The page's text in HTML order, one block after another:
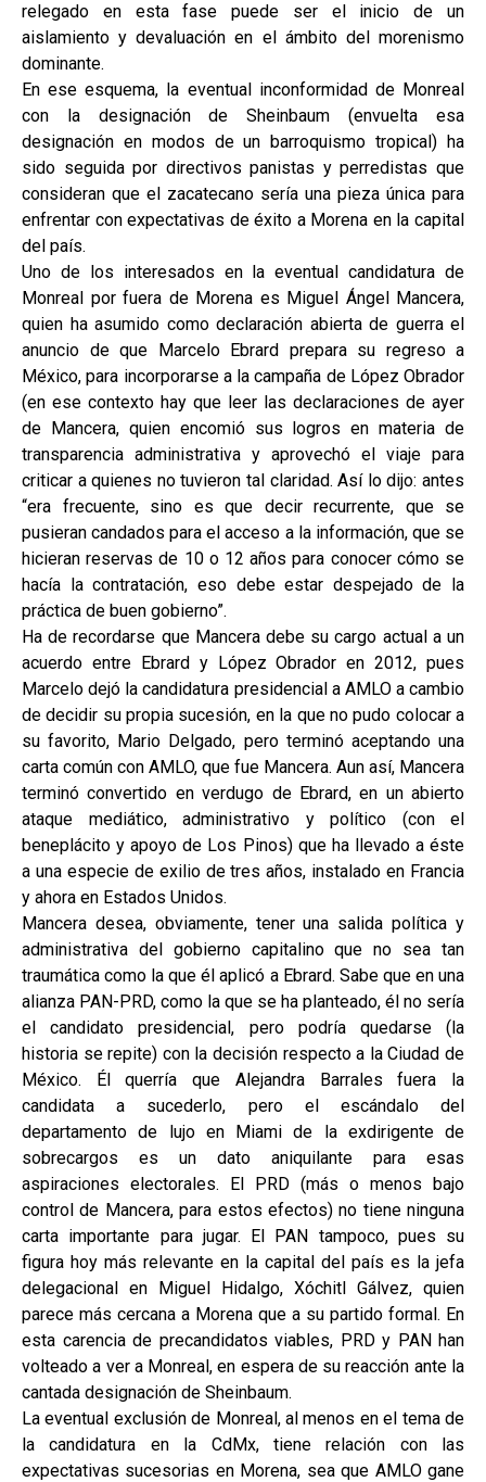
relegado en esta fase puede ser el inicio de un
aislamiento y devaluación en el ámbito del morenismo
dominante.
En ese esquema, la eventual inconformidad de Monreal
con la designación de Sheinbaum (envuelta esa
designación en modos de un barroquismo tropical) ha
sido seguida por directivos panistas y perredistas que
consideran que el zacatecano sería una pieza única para
enfrentar con expectativas de éxito a Morena en la capital
del país.
Uno de los interesados en la eventual candidatura de
Monreal por fuera de Morena es Miguel Ángel Mancera,
quien ha asumido como declaración abierta de guerra el
anuncio de que Marcelo Ebrard prepara su regreso a
México, para incorporarse a la campaña de López Obrador
(en ese contexto hay que leer las declaraciones de ayer
de Mancera, quien encomió sus logros en materia de
transparencia administrativa y aprovechó el viaje para
criticar a quienes no tuvieron tal claridad. Así lo dijo: antes
“era frecuente, sino es que decir recurrente, que se
pusieran candados para el acceso a la información, que se
hicieran reservas de 10 o 12 años para conocer cómo se
hacía la contratación, eso debe estar despejado de la
práctica de buen gobierno”.
Ha de recordarse que Mancera debe su cargo actual a un
acuerdo entre Ebrard y López Obrador en 2012, pues
Marcelo dejó la candidatura presidencial a AMLO a cambio
de decidir su propia sucesión, en la que no pudo colocar a
su favorito, Mario Delgado, pero terminó aceptando una
carta común con AMLO, que fue Mancera. Aun así, Mancera
terminó convertido en verdugo de Ebrard, en un abierto
ataque mediático, administrativo y político (con el
beneplácito y apoyo de Los Pinos) que ha llevado a éste
a una especie de exilio de tres años, instalado en Francia
y ahora en Estados Unidos.
Mancera desea, obviamente, tener una salida política y
administrativa del gobierno capitalino que no sea tan
traumática como la que él aplicó a Ebrard. Sabe que en una
alianza PAN-PRD, como la que se ha planteado, él no sería
el candidato presidencial, pero podría quedarse (la
historia se repite) con la decisión respecto a la Ciudad de
México. Él querría que Alejandra Barrales fuera la
candidata a sucederlo, pero el escándalo del
departamento de lujo en Miami de la exdirigente de
sobrecargos es un dato aniquilante para esas
aspiraciones electorales. El PRD (más o menos bajo
control de Mancera, para estos efectos) no tiene ninguna
carta importante para jugar. El PAN tampoco, pues su
figura hoy más relevante en la capital del país es la jefa
delegacional en Miguel Hidalgo, Xóchitl Gálvez, quien
parece más cercana a Morena que a su partido formal. En
esta carencia de precandidatos viables, PRD y PAN han
volteado a ver a Monreal, en espera de su reacción ante la
cantada designación de Sheinbaum.
La eventual exclusión de Monreal, al menos en el tema de
la candidatura en la CdMx, tiene relación con las
expectativas sucesorias en Morena, sea que AMLO gane